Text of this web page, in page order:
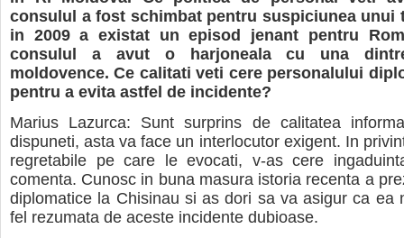
consulul a fost schimbat pentru suspiciunea unui
in 2009 a existat un episod jenant pentru
consulul a avut o harjoneala cu una
moldovence. Ce calitati veti cere personalului
pentru a evita astfel de incidente?
Marius Lazurca: Sunt surprins de calitatea
dispuneti, asta va face un interlocutor exigent. In
regretabile pe care le evocati, v-as cere
comenta. Cunosc in buna masura istoria recenta a
diplomatice la Chisinau si as dori sa va asigur ca ea
fel rezumata de aceste incidente dubioase.